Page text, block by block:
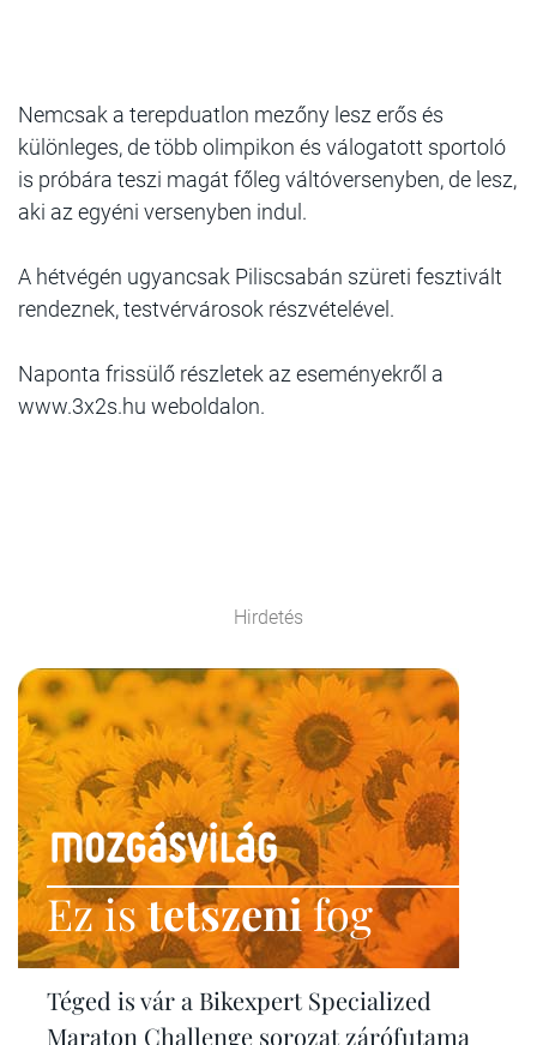
Nemcsak a terepduatlon mezőny lesz erős és
különleges, de több olimpikon és válogatott sportoló
is próbára teszi magát főleg váltóversenyben, de lesz,
aki az egyéni versenyben indul.
A hétvégén ugyancsak Piliscsabán szüreti fesztivált
rendeznek, testvérvárosok részvételével.
Naponta frissülő részletek az eseményekről a
www.3x2s.hu weboldalon.
Hirdetés
Ez istetszenifog
Téged is vár a Bikexpert Specialized
Maraton Challenge sorozat zárófutama